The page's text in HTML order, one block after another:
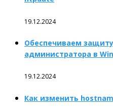
19.12.2024
Обеспечиваем
администратора в
19.12.2024
Как изменить